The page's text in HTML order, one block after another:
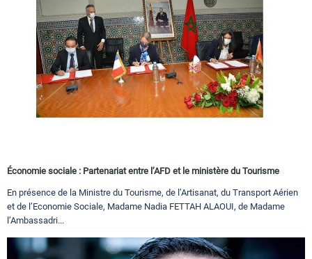
Économie sociale : Partenariat entre l’AFD et le ministère du Tourisme
En présence de la Ministre du Tourisme, de l’Artisanat, du Transport Aérien
et de l’Economie Sociale, Madame Nadia FETTAH ALAOUI, de Madame
l’Ambassadri...